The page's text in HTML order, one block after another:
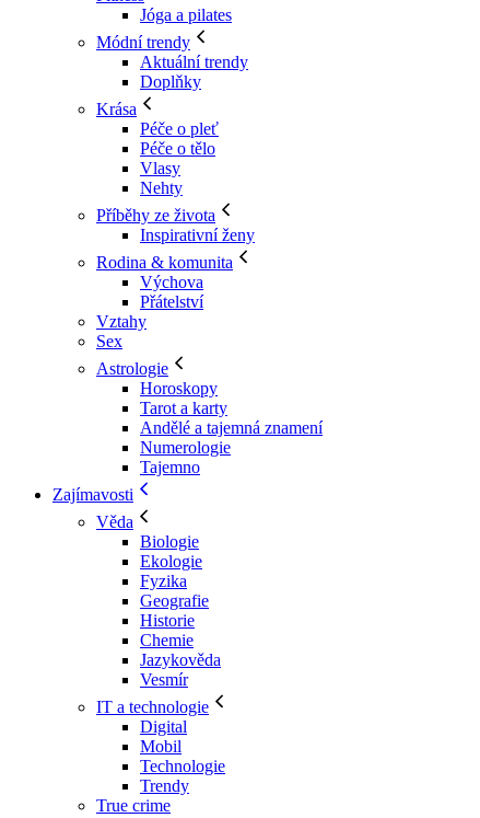
Jóga a pilates
Módní trendy
Aktuální trendy
Doplňky
Krása
Péče o pleť
Péče o tělo
Vlasy
Nehty
Příběhy ze života
Inspirativní ženy
Rodina & komunita
Výchova
Přátelství
Vztahy
Sex
Astrologie
Horoskopy
Tarot a karty
Andělé a tajemná znamení
Numerologie
Tajemno
Zajímavosti
Věda
Biologie
Ekologie
Fyzika
Geografie
Historie
Chemie
Jazykověda
Vesmír
IT a technologie
Digital
Mobil
Technologie
Trendy
True crime